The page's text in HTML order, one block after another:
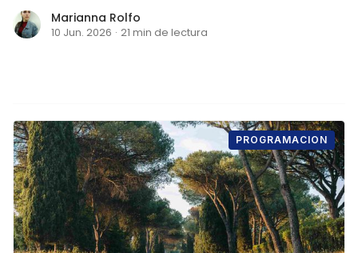
Marianna Rolfo
10 Jun. 2026 · 21 min de lectura
PROGRAMACION